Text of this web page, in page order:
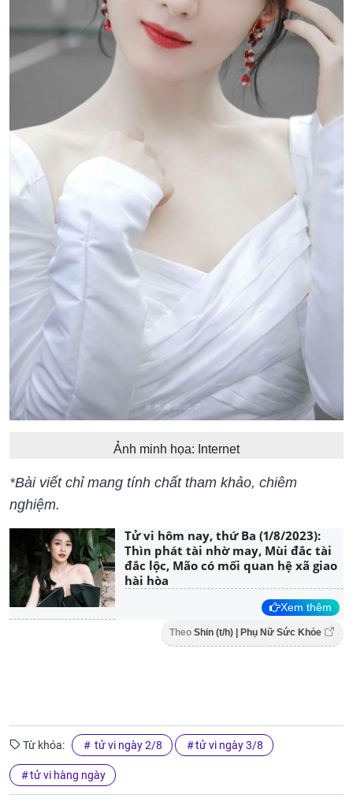
Ảnh minh họa: Internet
​​​​*Bài viết chỉ mang tính chất tham khảo, chiêm
nghiệm.
Tử vi hôm nay, thứ Ba (1/8/2023):
Thìn phát tài nhờ may, Mùi đắc tài
đắc lộc, Mão có mối quan hệ xã giao
hài hòa
Xem thêm
Theo Shin (t/h) | Phụ Nữ Sức Khỏe
Từ khóa: tử vi ngày 2/8 tử vi ngày 3/8
tử vi hàng ngày